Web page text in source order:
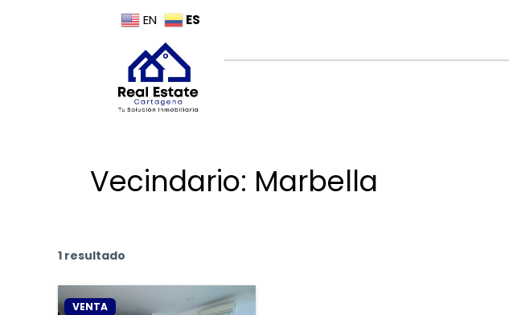
EN ES
Vecindario: Marbella
1 resultado
VENTA